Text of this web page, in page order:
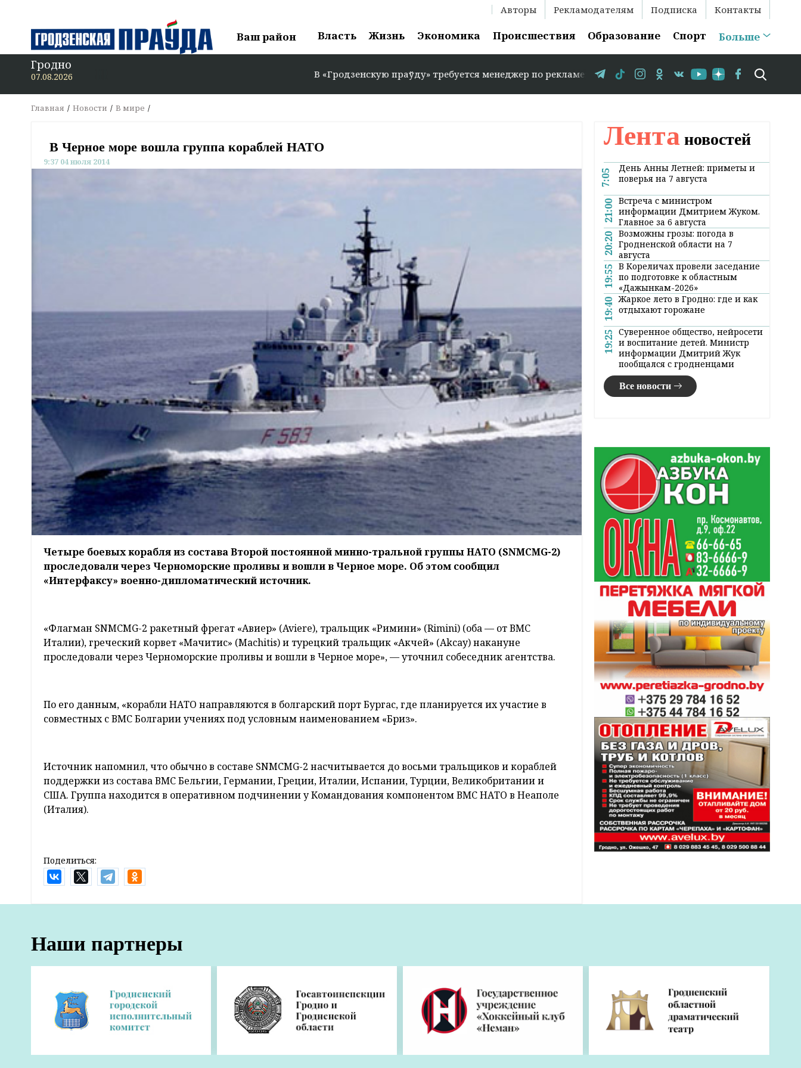
Авторы Рекламодателям Подписка Контакты
Ваш район Власть Жизнь Экономика Происшествия Образование Спорт Больше
Гродно
07.08.2026 В «Гродзенскую праўду» требуется менеджер по рекламе: +375 29 583-35-86 // В Гродно временно
Главная Новости В мире
В Черное море вошла группа кораблей НАТО
9:37 04 июля 2014
Четыре боевых корабля из состава Второй постоянной минно-тральной группы НАТО (SNMCMG-2)
проследовали через Черноморские проливы и вошли в Черное море. Об этом сообщил
«Интерфаксу» военно-дипломатический источник.
«Флагман SNMCMG-2 ракетный фрегат «Авиер» (Aviere), тральщик «Римини» (Rimini) (оба — от ВМС
Италии), греческий корвет «Мачитис» (Machitis) и турецкий тральщик «Акчей» (Akcay) накануне
проследовали через Черноморские проливы и вошли в Черное море», — уточнил собеседник агентства.
По его данным, «корабли НАТО направляются в болгарский порт Бургас, где планируется их участие в
совместных с ВМС Болгарии учениях под условным наименованием «Бриз».
Источник напомнил, что обычно в составе SNMCMG-2 насчитывается до восьми тральщиков и кораблей
поддержки из состава ВМС Бельгии, Германии, Греции, Италии, Испании, Турции, Великобритании и
США. Группа находится в оперативном подчинении у Командования компонентом ВМС НАТО в Неаполе
(Италия).
Поделиться:
Фоторепортаж: Как в Гродно празднуют День Независимости Республики Беларусь
Его открыло шествие трудовых коллективов лучших предприятий и организаций областного центра. Первыми в
колонне шли работники ОАО «Гродно Азот» во главе с генеральным директором Константином Маяновым. Также в
шествии приняли участие коллективы ОАО «Молочный мир», «Гродненская табачная фабрика «Неман», «Гродненский
мясокомбинат», «Гроднопромстрой», медучреждений и учреждений образования.
Лента новостей
7:05
День Анны Летней: приметы и
поверья на 7 августа
21:00 Встреча с министром
информации Дмитрием Жуком.
Главное за 6 августа
20:20 Возможны грозы: погода в
Гродненской области на 7
августа
19:55 В Кореличах провели заседание
по подготовке к областным
«Дажынкам-2026»
19:40 Жаркое лето в Гродно: где и как
отдыхают горожане
19:25 Суверенное общество, нейросети
и воспитание детей. Министр
информации Дмитрий Жук
пообщался с гродненцами
Все новости